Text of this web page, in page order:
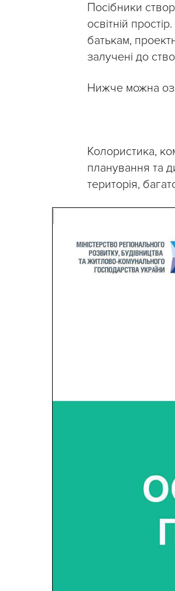
Посібники
освітній
батькам,
залучені до
Нижче можна
Колористика,
планування та
територія,